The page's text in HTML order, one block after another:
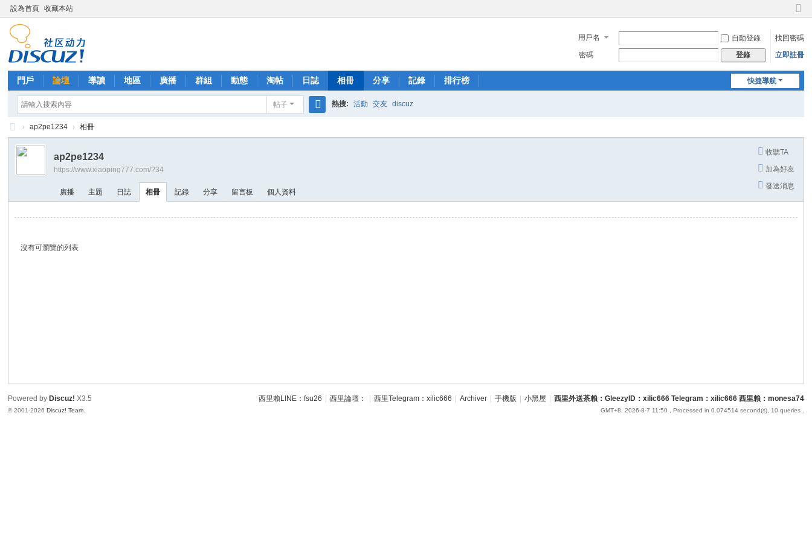
設為首頁 收藏本站
切
到
窄
用戶名 自動登錄
找回密碼
密碼
登錄 立即註冊
快捷導航
門戶 論壇 導讀 地區 廣播 群組 動態 淘帖 日誌 相冊 分享 記錄 排行榜
帖子
索
熱搜: 活動 交友 discuz
西
外
› ap2pe1234 › 相冊
收聽TA
加為好友
發送消息
ap2pe1234
https://www.xiaoping777.com/?34
廣播 主題 日誌 相冊 記錄 分享 留言板 個人資料
沒有可瀏覽的列表
西里賴LINE：fsu26 西里論壇： 西里Telegram：xilic666 Archiver 手機版 小黑屋 西里外送茶賴：GleezyID：xilic666 Telegram：xilic666 西里賴：monesa74
GMT+8, 2026-8-7 11:50 , Processed in 0.074514 second(s), 10 queries .
Powered by Discuz! X3.5
© 2001-2026Discuz! Team